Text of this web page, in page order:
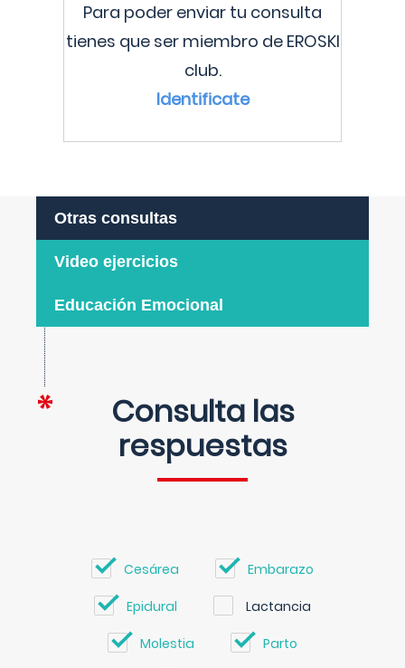
Para poder enviar tu consulta
tienes que ser miembro de EROSKI
club.
Identificate
Otras consultas
Video ejercicios
Educación Emocional
Consulta las
respuestas
Cesárea Embarazo
Epidural Lactancia
Molestia Parto